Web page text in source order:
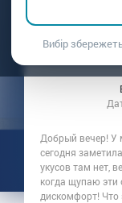
Вибір
Добрый вечер! У
сегодня
укусов там нет,
когда щупаю эти
дискомфорт! Что